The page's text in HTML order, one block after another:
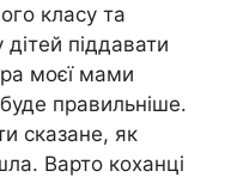
класу та
піддавати
моєї мами
правильніше.
сказане, як
Варто коханці